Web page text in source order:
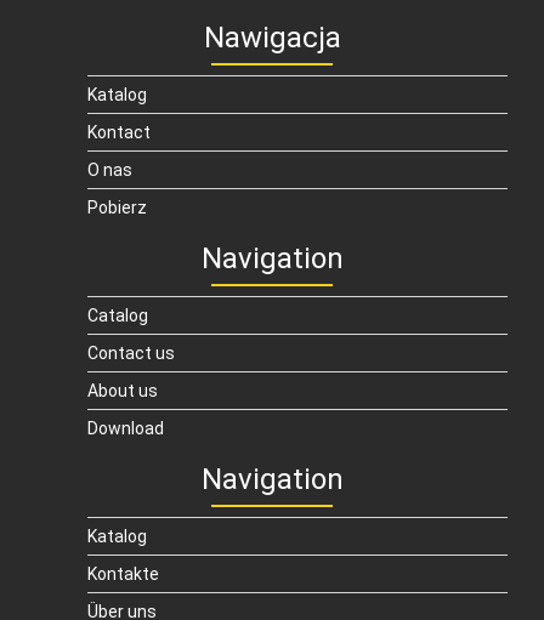
Nawigacja
Katalog
Kontact
O nas
Pobierz
Navigation
Catalog
Contact us
About us
Download
Navigation
Katalog
Kontakte
Über uns